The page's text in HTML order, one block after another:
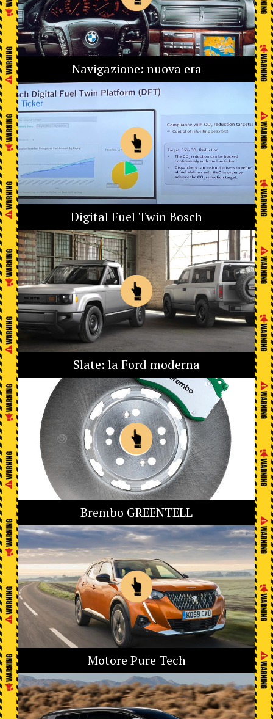
Navigazione: nuova era
Digital Fuel Twin Bosch
Slate: la Ford moderna
Brembo GREENTELL
Motore Pure Tech